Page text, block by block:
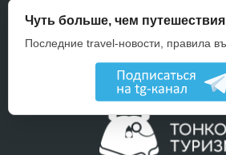
Отели в
Отели в
Рекламодателям
Чуть больше, чем путешествия
Последние travel-новости, правила